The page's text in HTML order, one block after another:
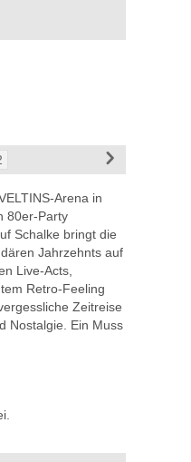
Arena in
80er-Party
Schalke bringt die
Jahrzehnts auf
Live-Acts,
Retro-Feeling
Zeitreise
Nostalgie. Ein Muss